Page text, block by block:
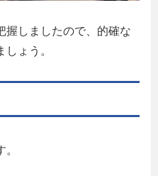
握しましたので、的確な
ょう。